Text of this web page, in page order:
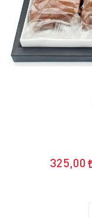
325,00